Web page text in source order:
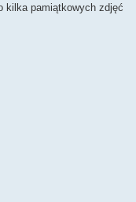
kilka pamiątkowych zdjęć